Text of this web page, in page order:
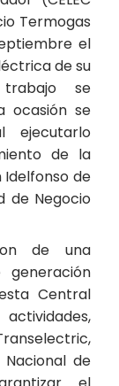
Termogas
el
de su
se
ocasión se
ejecutarlo
de la
Idelfonso de
de Negocio
de una
Central
de